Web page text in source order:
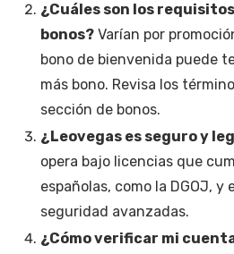
¿Cuáles son los
bonos? Varían por
bono de bienvenida puede
más bono. Revisa los
sección de bonos.
¿Leovegas es seguro y
opera bajo licencias que
españolas, como la DGOJ, y
seguridad avanzadas.
¿Cómo verificar mi